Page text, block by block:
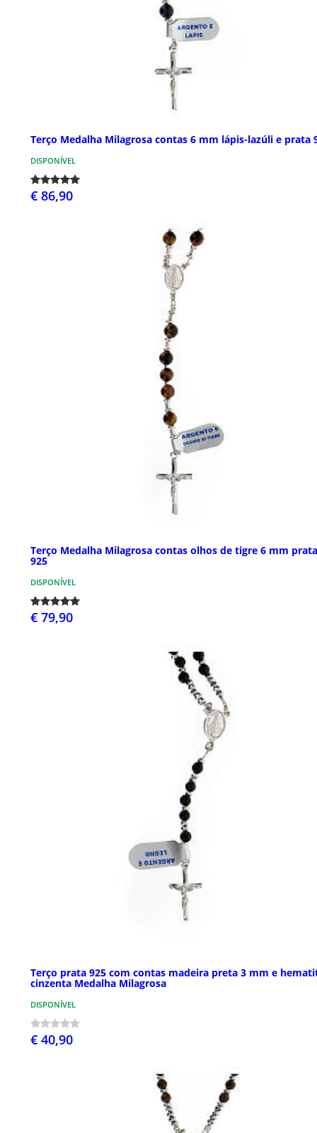
Terço Medalha Milagrosa contas 6 mm lápis-lazúli e prata
DISPONÍVEL
€ 86,90
Terço Medalha Milagrosa contas olhos de tigre 6 mm prata
925
DISPONÍVEL
€ 79,90
Terço prata 925 com contas madeira preta 3 mm e
cinzenta Medalha Milagrosa
DISPONÍVEL
€ 40,90